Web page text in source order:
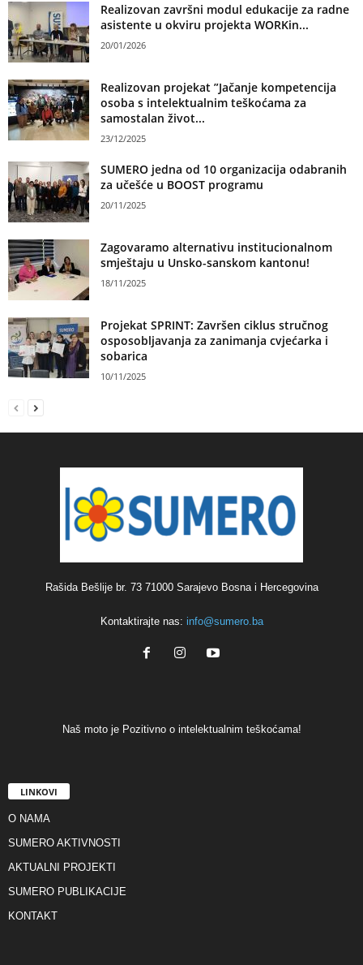
Realizovan završni modul edukacije za radne
asistente u okviru projekta WORKin...
20/01/2026
Realizovan projekat ”Jačanje kompetencija
osoba s intelektualnim teškoćama za
samostalan život...
23/12/2025
SUMERO jedna od 10 organizacija odabranih
za učešće u BOOST programu
20/11/2025
Zagovaramo alternativu institucionalnom
smještaju u Unsko-sanskom kantonu!
18/11/2025
Projekat SPRINT: Završen ciklus stručnog
osposobljavanja za zanimanja cvjećarka i
sobarica
10/11/2025
Rašida Bešlije br. 73 71000 Sarajevo Bosna i Hercegovina
Kontaktirajte nas: info@sumero.ba
Naš moto je Pozitivno o intelektualnim teškoćama!
LINKOVI
O NAMA
SUMERO AKTIVNOSTI
AKTUALNI PROJEKTI
SUMERO PUBLIKACIJE
KONTAKT